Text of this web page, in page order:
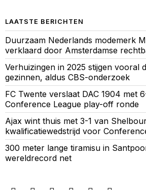
LAATSTE BERICHTEN
Duurzaam Nederlands modemerk
verklaard door Amsterdamse
Verhuizingen in 2025 stijgen vooral
gezinnen, aldus CBS-onderzoek
FC Twente verslaat DAC 1904 met
Conference League play-off ronde
Ajax wint thuis met 3-1 van
kwalificatiewedstrijd voor
300 meter lange tiramisu in
wereldrecord net